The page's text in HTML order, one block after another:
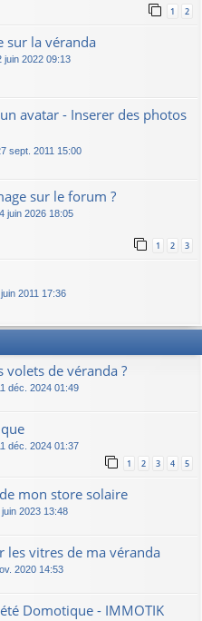
1 2
sur la véranda
juin 2022 09:13
avatar - Inserer des photos
sept. 2011 15:00
sur le forum ?
juin 2026 18:05
1 2 3
2011 17:36
volets de véranda ?
déc. 2024 01:49
déc. 2024 01:37
1 2 3 4 5
mon store solaire
juin 2023 13:48
vitres de ma véranda
2020 14:53
Domotique - IMMOTIK